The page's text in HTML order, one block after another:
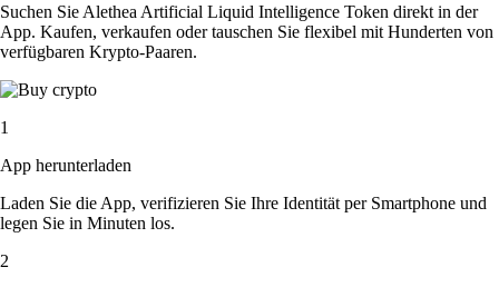
Suchen Sie Alethea Artificial Liquid Intelligence Token direkt in der
App. Kaufen, verkaufen oder tauschen Sie flexibel mit Hunderten von
verfügbaren Krypto-Paaren.
1
App herunterladen
Laden Sie die App, verifizieren Sie Ihre Identität per Smartphone und
legen Sie in Minuten los.
2